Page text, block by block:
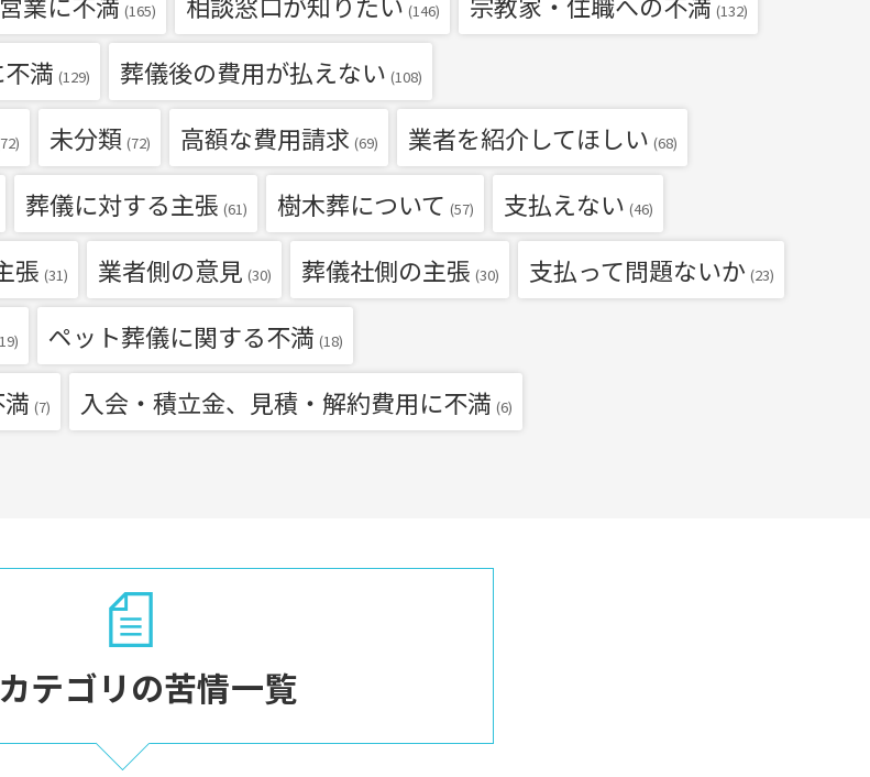
(165) (146) (132)
満 (129) 葬儀後の費用が払えない (108)
未分類 (72) 高額な費用請求 (69) 業者を紹介してほしい (68)
葬儀に対する主張 (61) 樹木葬について (57) 支払えない (46)
張 (31) 業者側の意見 (30) 葬儀社側の主張 (30) 支払って問題ないか (23)
ペット葬儀に関する不満 (18)
(7) 入会・積立金、見積・解約費用に不満 (6)
テゴリの苦情一覧